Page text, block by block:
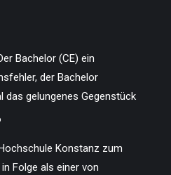
new
window
new
window
Bachelor (CE) ein
der Bachelor
das gelungenes Gegenstück
Konstanz zum
Folge als einer von